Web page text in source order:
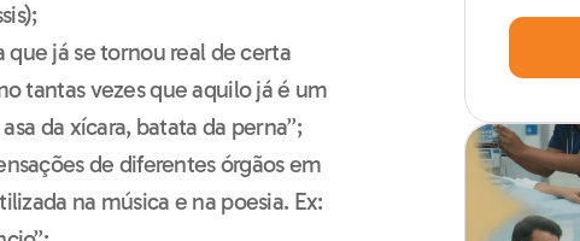
já se tornou real de certa
tantas vezes que aquilo já é um
da xícara, batata da perna”;
de diferentes órgãos em
na música e na poesia. Ex: